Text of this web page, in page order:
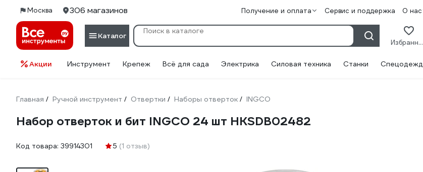
Москва 306 магазинов Получение и оплата Сервис и поддержка О нас
Каталог
Избранное
Акции Инструмент Крепеж Всё для сада Электрика Силовая техника Станки
Главная / Ручной инструмент / Отвертки / Наборы отверток / INGCO
Набор отверток и бит INGCO 24 шт HKSDB02482
Код товара: 39914301 5 (1 отзыв)